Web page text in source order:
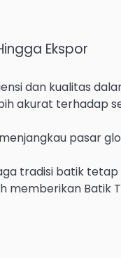
Ekspor
dan kualitas
akurat terhadap
pasar
tradisi batik
memberikan Batik